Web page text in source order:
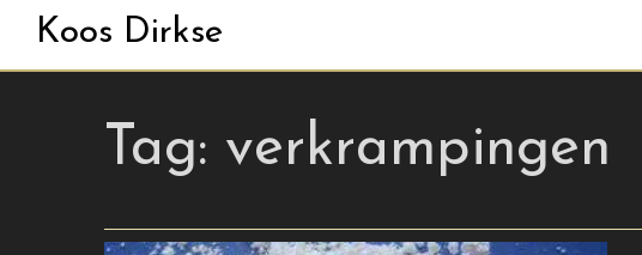
Koos Dirkse
Tag: verkrampingen